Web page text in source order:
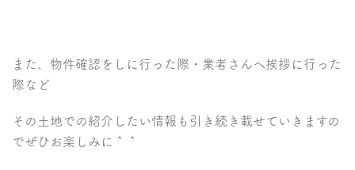
また、物件確認をしに行った際・業者さんへ挨拶に行った
際など
その土地での紹介したい情報も引き続き載せていきますの
でぜひお楽しみに＾＾